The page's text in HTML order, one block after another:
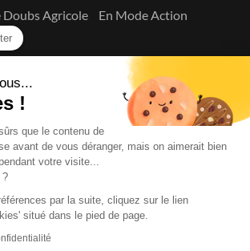
!
que le contenu de
avant de vous déranger, mais on aimerait bien
votre visite...
?
par la suite, cliquez sur le lien
situé dans le pied de page.
Doubs Agricole
En Mode Action
réseaux
La Presse du Doubs
de commission paritaire : 1125 Y 94392
Mentions Légales